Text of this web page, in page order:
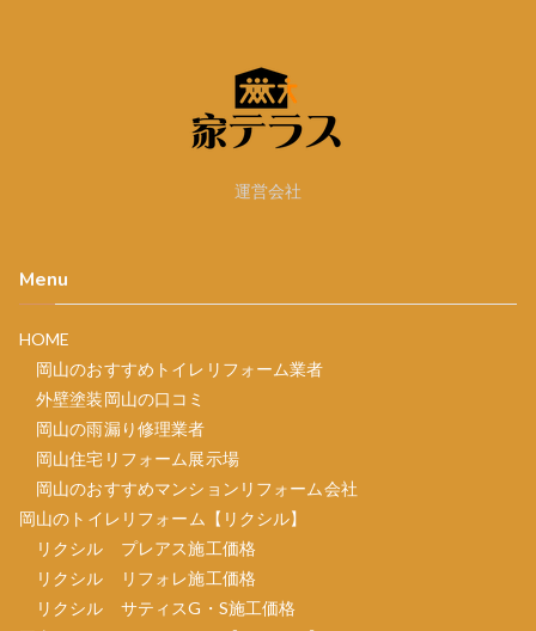
運営会社
Menu
HOME
岡山のおすすめトイレリフォーム業者
外壁塗装岡山の口コミ
岡山の雨漏り修理業者
岡山住宅リフォーム展示場
岡山のおすすめマンションリフォーム会社
岡山のトイレリフォーム【リクシル】
リクシル プレアス施工価格
リクシル リフォレ施工価格
リクシル サティスG・S施工価格